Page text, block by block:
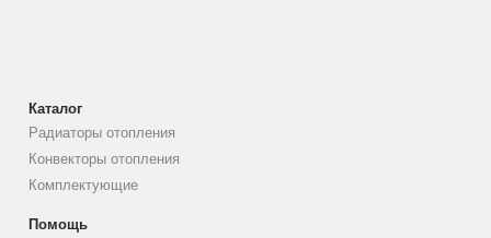
Каталог
Радиаторы отопления
Конвекторы отопления
Комплектующие
Помощь